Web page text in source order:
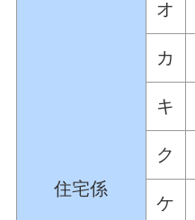
住宅係
オ
カ
キ
ク
ケ